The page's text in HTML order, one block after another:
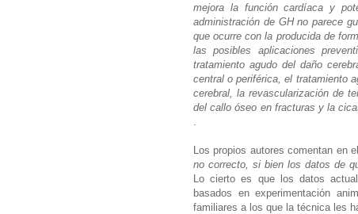
mejora la función cardíaca y
administración de GH no parece
que ocurre con la producida de
las posibles aplicaciones
tratamiento agudo del daño
central o periférica, el tratamiento
cerebral, la revascularización de
del callo óseo en fracturas y la
Los propios autores comentan en
no correcto, si bien los datos de
Lo cierto es que los datos
basados en experimentación
familiares a los que la técnica les